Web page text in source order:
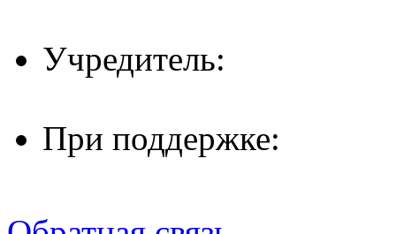
Учредитель:
При поддержке: